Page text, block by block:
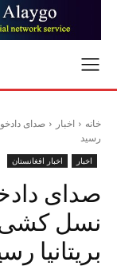
خانه اخبار
صدای
رسید
اخبار اخبار افغانستان
صدای
نسل کشی
بریتانیا